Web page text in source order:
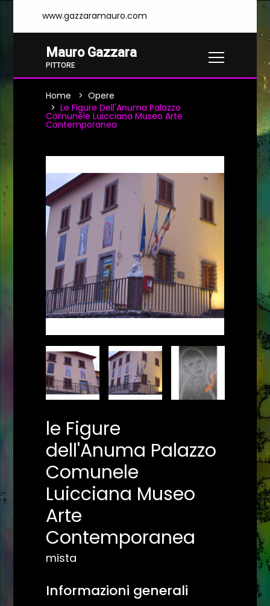
www.gazzaramauro.com
Mauro Gazzara
PITTORE
Home
Opere
Le Figure Dell'Anuma Palazzo
Comunele Luicciana Museo Arte
Contemporanea
le Figure
dell'Anuma Palazzo
Comunele
Luicciana Museo
Arte
Contemporanea
mista
Informazioni generali